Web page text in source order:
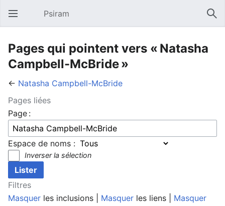
Ouvrir le menu principal Psiram
Pages qui pointent vers « Natasha
Campbell-McBride »
← Natasha Campbell-McBride
Pages liées
Page :
Espace de noms :
Inverser la sélection
Filtres
Masquer les inclusions | Masquer les liens | Masquer